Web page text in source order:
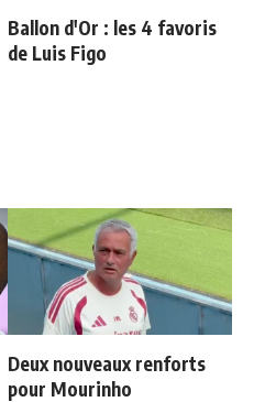
Ballon d'Or : les 4 favoris
de Luis Figo
Deux nouveaux renforts
pour Mourinho